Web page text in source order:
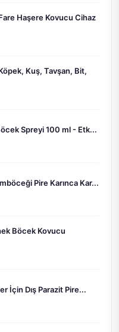
Haşere Kovucu Cihaz
Kuş, Tavşan, Bit,
Spreyi 100 ml - Etk...
Pire Karınca Kar...
Böcek Kovucu
İçin Dış Parazit Pire...